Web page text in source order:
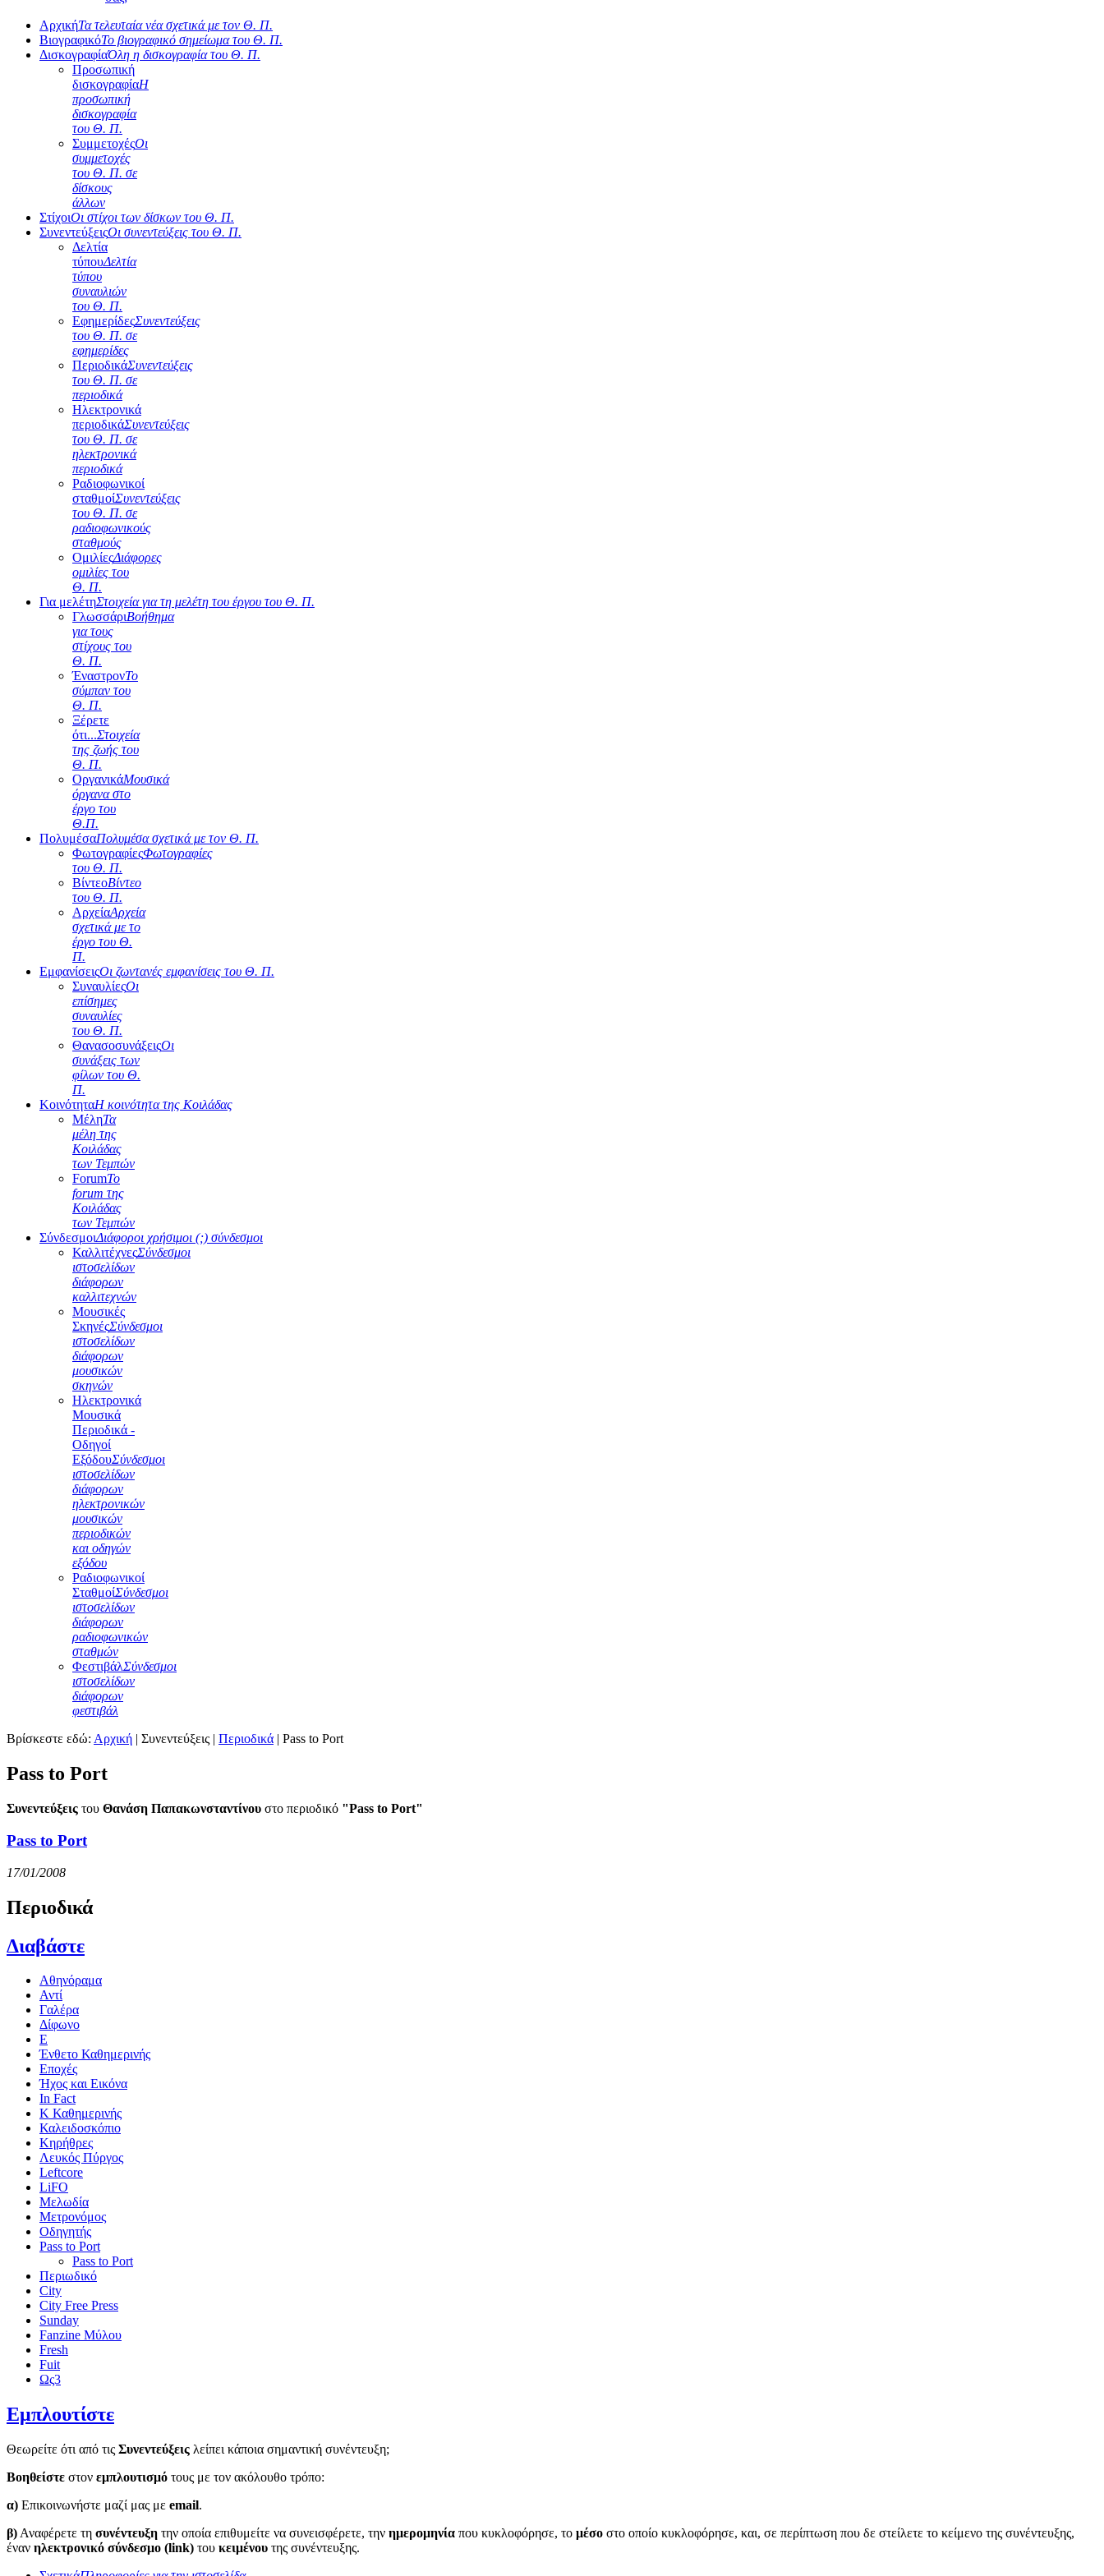
ΑρχικήΤα τελευταία νέα σχετικά με τον Θ. Π.
ΒιογραφικόΤο βιογραφικό σημείωμα του Θ. Π.
ΔισκογραφίαΌλη η δισκογραφία του Θ. Π.
Προσωπική
δισκογραφίαΗ
προσωπική
δισκογραφία
του Θ. Π.
ΣυμμετοχέςΟι
συμμετοχές
του Θ. Π. σε
δίσκους
άλλων
ΣτίχοιΟι στίχοι των δίσκων του Θ. Π.
ΣυνεντεύξειςΟι συνεντεύξεις του Θ. Π.
Δελτία
τύπουΔελτία
τύπου
συναυλιών
του Θ. Π.
ΕφημερίδεςΣυνεντεύξεις
του Θ. Π. σε
εφημερίδες
ΠεριοδικάΣυνεντεύξεις
του Θ. Π. σε
περιοδικά
Ηλεκτρονικά
περιοδικάΣυνεντεύξεις
του Θ. Π. σε
ηλεκτρονικά
περιοδικά
Ραδιοφωνικοί
σταθμοίΣυνεντεύξεις
του Θ. Π. σε
ραδιοφωνικούς
σταθμούς
ΟμιλίεςΔιάφορες
ομιλίες του
Θ. Π.
Για μελέτηΣτοιχεία για τη μελέτη του έργου του Θ. Π.
ΓλωσσάριΒοήθημα
για τους
στίχους του
Θ. Π.
ΈναστρονΤο
σύμπαν του
Θ. Π.
Ξέρετε
ότι...Στοιχεία
της ζωής του
Θ. Π.
ΟργανικάΜουσικά
όργανα στο
έργο του
Θ.Π.
ΠολυμέσαΠολυμέσα σχετικά με τον Θ. Π.
ΦωτογραφίεςΦωτογραφίες
του Θ. Π.
ΒίντεοΒίντεο
του Θ. Π.
ΑρχείαΑρχεία
σχετικά με το
έργο του Θ.
Π.
ΕμφανίσειςΟι ζωντανές εμφανίσεις του Θ. Π.
ΣυναυλίεςΟι
επίσημες
συναυλίες
του Θ. Π.
ΘανασοσυνάξειςΟι
συνάξεις των
φίλων του Θ.
Π.
ΚοινότηταΗ κοινότητα της Κοιλάδας
ΜέληΤα
μέλη της
Κοιλάδας
των Τεμπών
ForumΤο
forum της
Κοιλάδας
των Τεμπών
ΣύνδεσμοιΔιάφοροι χρήσιμοι (;) σύνδεσμοι
ΚαλλιτέχνεςΣύνδεσμοι
ιστοσελίδων
διάφορων
καλλιτεχνών
Μουσικές
ΣκηνέςΣύνδεσμοι
ιστοσελίδων
διάφορων
μουσικών
σκηνών
Ηλεκτρονικά
Μουσικά
Περιοδικά -
Οδηγοί
ΕξόδουΣύνδεσμοι
ιστοσελίδων
διάφορων
ηλεκτρονικών
μουσικών
περιοδικών
και οδηγών
εξόδου
Ραδιοφωνικοί
ΣταθμοίΣύνδεσμοι
ιστοσελίδων
διάφορων
ραδιοφωνικών
σταθμών
ΦεστιβάλΣύνδεσμοι
ιστοσελίδων
διάφορων
φεστιβάλ
Βρίσκεστε εδώ: Αρχική | Συνεντεύξεις | Περιοδικά | Pass to Port
Pass to Port
Συνεντεύξεις του Θανάση Παπακωνσταντίνου στο περιοδικό "Pass to Port"
Pass to Port
17/01/2008
Περιοδικά
Διαβάστε
Αθηνόραμα
Αντί
Γαλέρα
Δίφωνο
Ε
Ένθετο Καθημερινής
Εποχές
Ήχος και Εικόνα
In Fact
Κ Καθημερινής
Καλειδοσκόπιο
Κηρήθρες
Λευκός Πύργος
Leftcore
LiFO
Μελωδία
Μετρονόμος
Οδηγητής
Pass to Port
Pass to Port
Περιωδικό
City
City Free Press
Sunday
Fanzine Μύλου
Fresh
Fuit
Ως3
Εμπλουτίστε
Θεωρείτε ότι από τις Συνεντεύξεις λείπει κάποια σημαντική συνέντευξη;
Βοηθείστε στον εμπλουτισμό τους με τον ακόλουθο τρόπο:
α) Επικοινωνήστε μαζί μας με email.
β) Αναφέρετε τη συνέντευξη την οποία επιθυμείτε να συνεισφέρετε, την ημερομηνία που κυκλοφόρησε, το μέσο στο οποίο κυκλοφόρησε, και, σε περίπτωση που δε στείλετε το κείμενο της συνέντευξης,
έναν ηλεκτρονικό σύνδεσμο (link) του κειμένου της συνέντευξης.